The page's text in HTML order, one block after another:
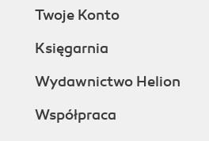
Twoje Konto
Księgarnia
Wydawnictwo Helion
Współpraca